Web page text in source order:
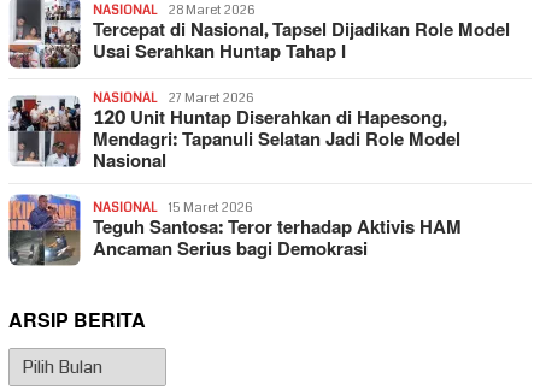
NASIONAL 28 Maret 2026
Tercepat di Nasional, Tapsel Dijadikan Role Model
Usai Serahkan Huntap Tahap I
NASIONAL 27 Maret 2026
120 Unit Huntap Diserahkan di Hapesong,
Mendagri: Tapanuli Selatan Jadi Role Model
Nasional
NASIONAL 15 Maret 2026
Teguh Santosa: Teror terhadap Aktivis HAM
Ancaman Serius bagi Demokrasi
ARSIP BERITA
Arsip